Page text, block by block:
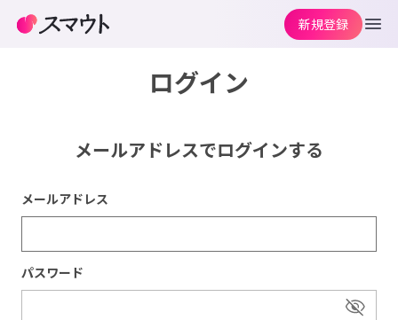
ログイン
メールアドレスでログインする
メールアドレス
パスワード
新規登録